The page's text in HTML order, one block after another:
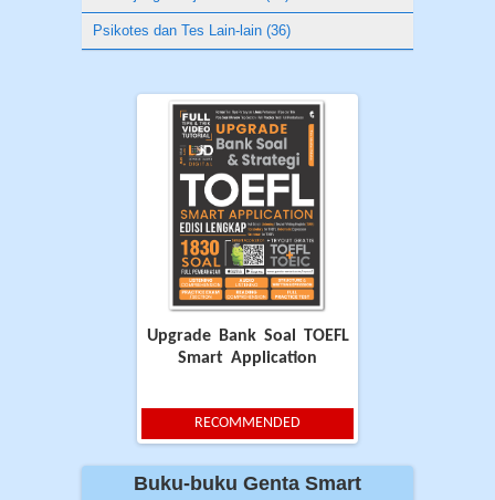
TryoutPsikotes dan Tes Lain-lain (36)
Upgrade Bank Soal TOEFL
Smart Application
RECOMMENDED
Buku-buku Genta Smart